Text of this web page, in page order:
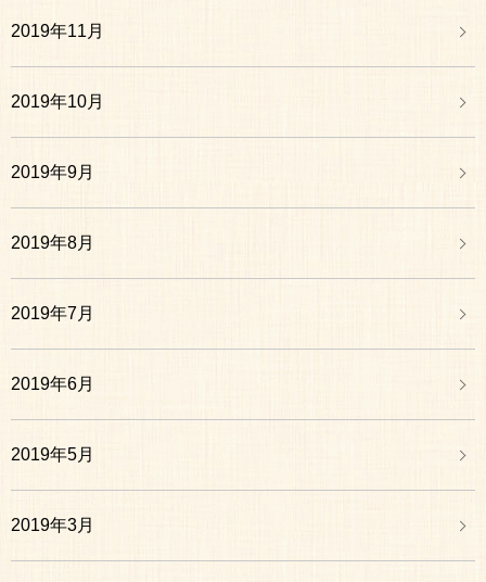
2019年11月
2019年10月
2019年9月
2019年8月
2019年7月
2019年6月
2019年5月
2019年3月